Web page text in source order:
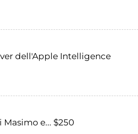
dell'Apple Intelligence
e... $250